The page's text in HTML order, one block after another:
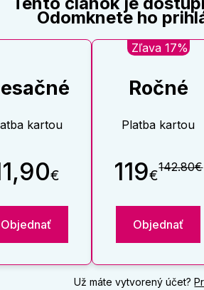
Odomknete ho
kartou
€
Objednať
Zľava 17%
Ročné
Platba kartou
119€142.80€
Objednať
Už máte vytvorený účet?